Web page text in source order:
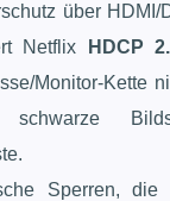
über HDMI/
Netflix
HDCP
Monitor-Kette
Sperren, die